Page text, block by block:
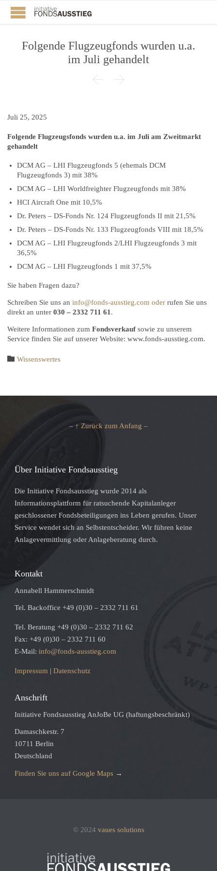
Folgende Flugzeugfonds wurden u.a.
im Juli gehandelt
 
Juli 25, 2025
Folgende Flugzeugsfonds wurden u.a. im Juli am Zweitmarkt
gehandelt
DCM AG – LHI Flugzeugfonds 5 (ehemals DCM
Flugzeugfonds 3) mit 38%
DCM AG – LHI Worldfreighter Flugzeugfonds mit 38%
HCI Aircraft One mit 10,5%
Dr. Peters – DS-Fonds Nr. 124 Flugzeugfonds II mit 21,5%
Dr. Peters – DS-Fonds Nr. 133 Flugzeugfonds VIII mit 18,5%
DCM AG – LHI Flugzeugfonds 2/LHI Flugzeugfonds 3 mit
36,5%
DCM AG – LHI Flugzeugfonds 1 mit 37,5%
Sie haben Fragen dazu?
Schreiben Sie uns an info@fonds-ausstieg.com oder rufen Sie uns
direkt an unter 030 – 2332 711 61 .
Weitere Informationen zum Fondsverkauf sowie zu unserem
Service finden Sie auf unserer Website: www.fonds-ausstieg.com.
 Category
Wissenswertes
– ↑ Zurück zum Anfang –
Über Initiative Fondsausstieg
Die Initiative Fondsausstieg wurde 2014 als
Informationsplattform für ratsuchende Kapitalanleger
geschlossener Fondsbeteiligungen ins Leben gerufen. Unser
Service wendet sich an Selbstentscheider. Wir führen keine
Anlagevermittlung oder Anlageberatung durch.
Kontakt
Annabell Hammerschmidt
Tel. Backoffice +49 (0)30 – 2332 711 61
Tel. Beratung +49 (0)30 – 2332 711 62
Fax: +49 (0)30 – 2332 711 60
E-Mail: info@fonds-ausstieg.com
Impressum | Datenschutz
Anschrift
Initiative Fondsausstieg AnJoBe UG (haftungsbeschränkt)
Damaschkestr. 7
10711 Berlin
Deutschland
Finden Sie uns auf Google Maps →
© 2024 vaues solutions